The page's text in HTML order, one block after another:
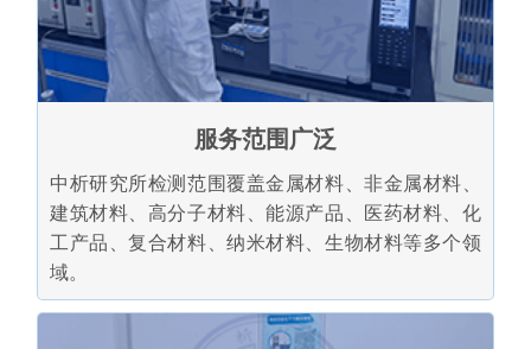
服务范围广泛
中析研究所检测范围覆盖金属材料、非金属材料、
建筑材料、高分子材料、能源产品、医药材料、化
工产品、复合材料、纳米材料、生物材料等多个领
域。